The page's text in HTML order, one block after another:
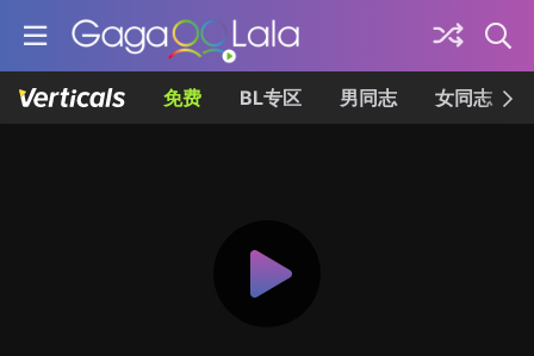
免费 BL专区 男同志 女同志